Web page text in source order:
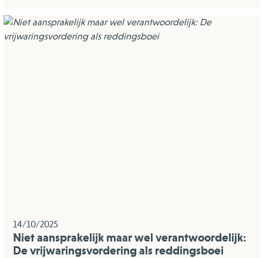
14/10/2025
Niet aansprakelijk maar wel verantwoordelijk:
De vrijwaringsvordering als reddingsboei